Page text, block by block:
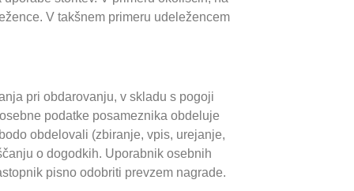
V takšnem primeru udeležencem
pri obdarovanju, v skladu s pogoji
podatke posameznika obdeluje
obdelovali (zbiranje, vpis, urejanje,
o dogodkih. Uporabnik osebnih
pisno odobriti prevzem nagrade.